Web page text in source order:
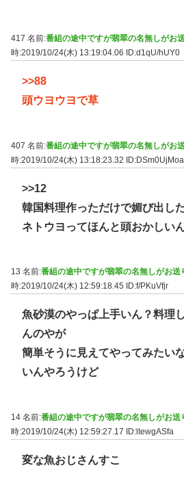
417 名前:番組の途中ですが翡翠の名無しがお
時:2019/10/24(木) 13:19:04.06
ID:d1qU/hUY0
>>88
頭ウヨウヨで草
407 名前:番組の途中ですが翡翠の名無しがお
時:2019/10/24(木) 13:18:23.32 ID:DSm0UjMoa
>>12
韓国料理作っただけで媚び出し
ネトウヨってほんと頭おかしい
13 名前:番組の途中ですが翡翠の名無しがお送
時:2019/10/24(木) 12:59:18.45
ID:f/PKuVfjr
魚砂漠のやっぱ上手いん？料理
んのやが
簡単そうに見えてやってみたい
いんやろうけど
14 名前:番組の途中ですが翡翠の名無しがお送
時:2019/10/24(木) 12:59:27.17
ID:ltewgASfa
変な魚おじさんすこ